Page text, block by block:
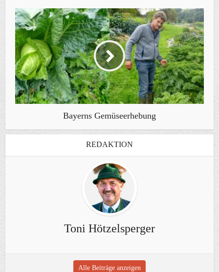
Bayerns Gemüseerhebung
REDAKTION
Toni Hötzelsperger
Alle Beiträge anzeigen